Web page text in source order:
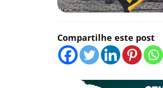
Compartilhe este post